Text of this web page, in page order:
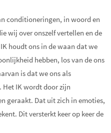
conditioneringen, in woord en
wij over onszelf vertellen en de
houdt ons in de waan dat we
hebben, los van de ons
is dat we ons als
Het IK wordt door zijn
geraakt. Dat uit zich in emoties,
Dit versterkt keer op keer de